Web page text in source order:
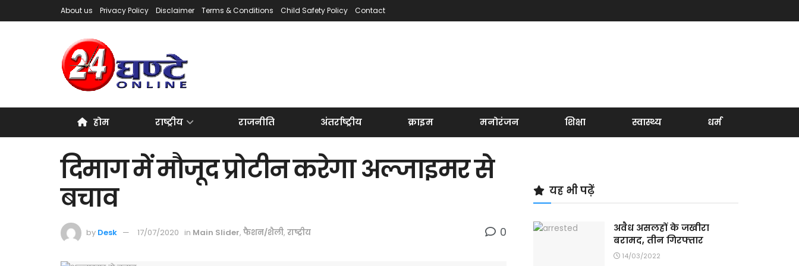
About us Privacy Policy Disclaimer Terms & Conditions Child Safety Policy Contact
होम राष्ट्रीय राजनीति अंतर्राष्ट्रीय क्राइम मनोरंजन शिक्षा स्वास्थ्य धर्म
दिमाग में मौजूद प्रोटीन करेगा अल्जाइमर से
बचाव
by Desk 17/07/2020 in Main Slider, फैशन/शैली, राष्ट्रीय 0
यह भी पढ़ें
अवैध असलहों के जखीरा
बरामद, तीन गिरफ्तार
14/03/2022